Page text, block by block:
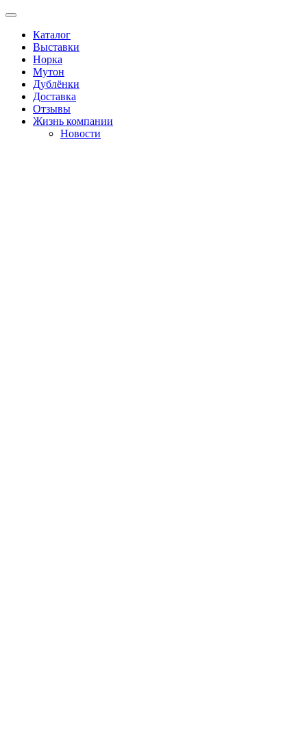
Каталог
Выставки
Норка
Мутон
Дублёнки
Доставка
Отзывы
Жизнь компании
Новости